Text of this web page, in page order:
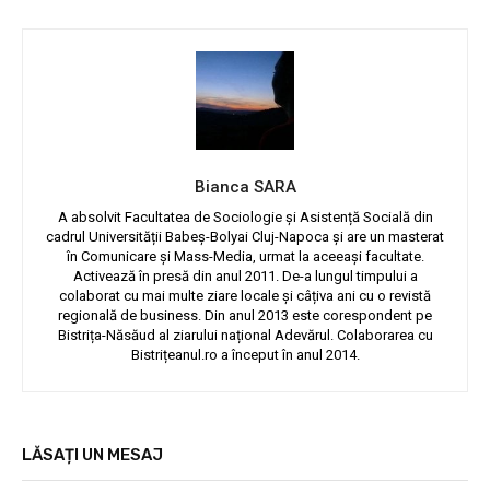
Bianca SARA
A absolvit Facultatea de Sociologie și Asistență Socială din
cadrul Universității Babeș-Bolyai Cluj-Napoca și are un masterat
în Comunicare și Mass-Media, urmat la aceeași facultate.
Activează în presă din anul 2011. De-a lungul timpului a
colaborat cu mai multe ziare locale și câțiva ani cu o revistă
regională de business. Din anul 2013 este corespondent pe
Bistrița-Năsăud al ziarului național Adevărul. Colaborarea cu
Bistrițeanul.ro a început în anul 2014.
LĂSAȚI UN MESAJ